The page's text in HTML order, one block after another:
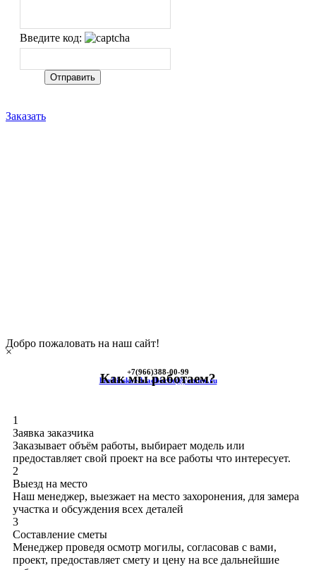
Введите код:
Заказать
Добро пожаловать на наш сайт!
+7(966)388-00-99
himkinskoe-kladbische@yandex.ru
×
Как мы работаем?
1
Заявка заказчика
Заказывает объём работы, выбирает модель или
предоставляет свой проект на все работы что интересует.
2
Выезд на место
Наш менеджер, выезжает на место захоронения, для замера
участка и обсуждения всех деталей
3
Составление сметы
Менеджер проведя осмотр могилы, согласовав с вами,
проект, предоставляет смету и цену на все дальнейшие